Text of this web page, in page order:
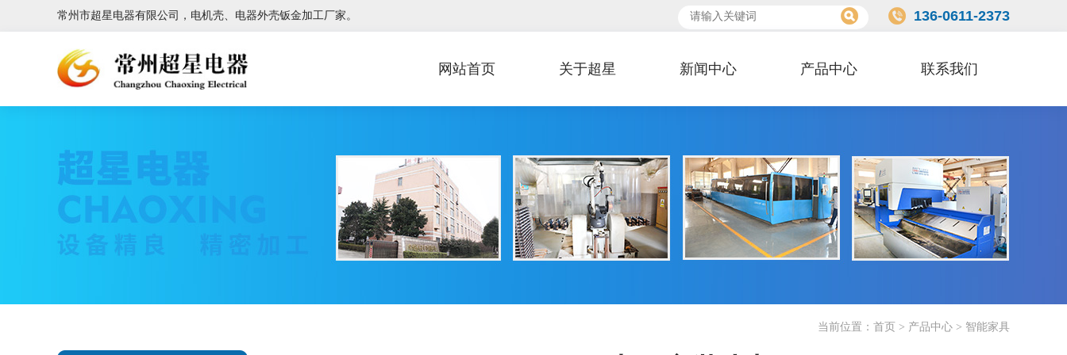
常州市超星电器有限公司，电机壳、电器外壳钣金加工厂家。 136-0611-2373
网站首页 关于超星 新闻中心 产品中心 联系我们
当前位置： 首页 > 产品中心 > 智能家具